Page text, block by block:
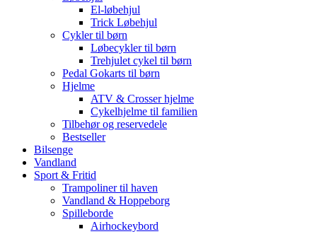
El-løbehjul
Trick Løbehjul
Cykler til børn
Løbecykler til børn
Trehjulet cykel til børn
Pedal Gokarts til børn
Hjelme
ATV & Crosser hjelme
Cykelhjelme til familien
Tilbehør og reservedele
Bestseller
Bilsenge
Vandland
Sport & Fritid
Trampoliner til haven
Vandland & Hoppeborg
Spilleborde
Airhockeybord